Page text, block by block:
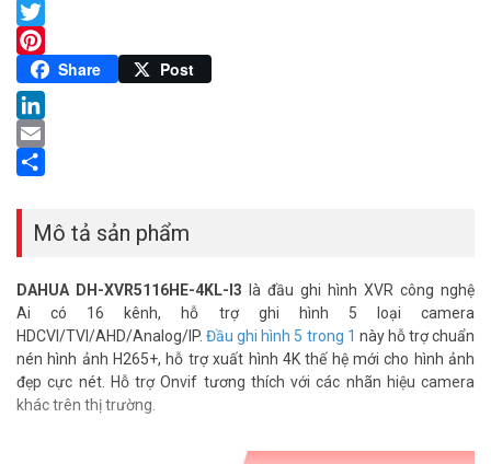
Facebook
Twitter
Pinterest
Share Post
LinkedIn
Email
Mô tả sản phẩm
DAHUA DH-XVR5116HE-4KL-I3 là đầu ghi hình XVR công nghệ
Ai có 16 kênh, hỗ trợ ghi hình 5 loại camera
HDCVI/TVI/AHD/Analog/IP.Đầu ghi hình 5 trong 1 này hỗ trợ chuẩn
nén hình ảnh H265+, hỗ trợ xuất hình 4K thế hệ mới cho hình ảnh
đẹp cực nét. Hỗ trợ Onvif tương thích với các nhãn hiệu camera
khác trên thị trường.